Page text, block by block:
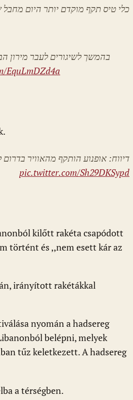
כלי טיס תקף מוקדם יותר היום מחבל
בהמשך לשיגורים לעבר מירון
EquLmDZd4a
דיווח: אופנוע הותקף מהאוויר בדרום
pic.twitter.com/Sh29DKSypd
kilőtt rakéta csapódott
történt és ,,nem esett kár az
irányított rakétákkal
nyomán a hadsereg
belépni, melyek
tűz keletkezett. A hadsereg
a térségben.